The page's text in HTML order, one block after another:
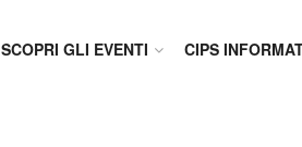
SCOPRI GLI EVENTI CIPS